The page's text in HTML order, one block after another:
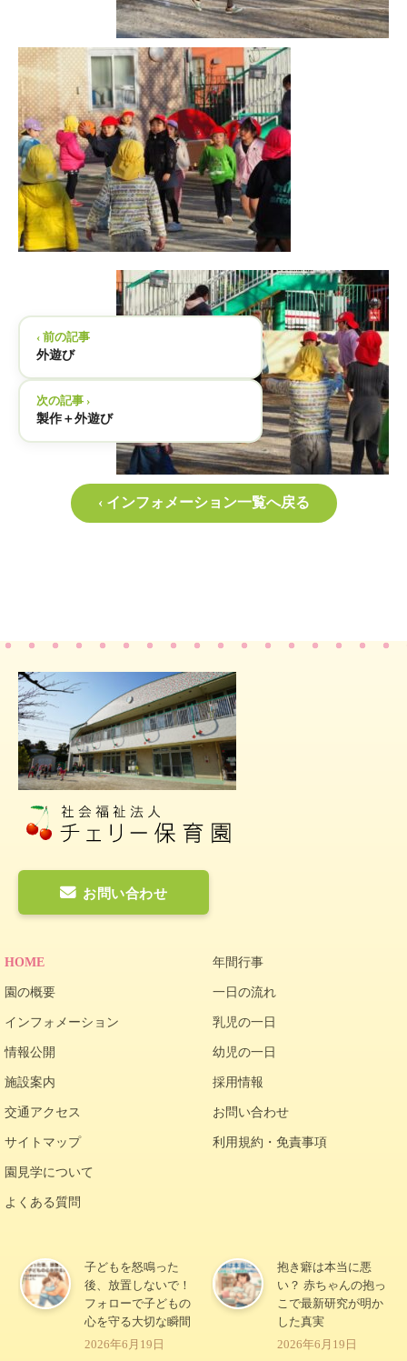
‹ 前の記事
外遊び
次の記事 ›
製作＋外遊び
‹ インフォメーション一覧へ戻る
お問い合わせ
HOME
園の概要
インフォメーション
情報公開
施設案内
交通アクセス
サイトマップ
園見学について
よくある質問
年間行事
一日の流れ
乳児の一日
幼児の一日
採用情報
お問い合わせ
利用規約・免責事項
子どもを怒鳴った
後、放置しないで！
フォローで子どもの
心を守る大切な瞬間
2026年6月19日
抱き癖は本当に悪
い？ 赤ちゃんの抱っ
こで最新研究が明か
した真実
2026年6月19日